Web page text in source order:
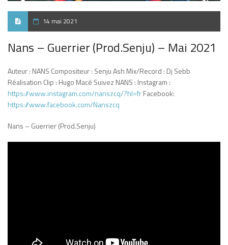
14 mai 2021
Nans – Guerrier (Prod.Senju) – Mai 2021
Auteur : NANS Compositeur : Senju Ash Mix/Record : Dj Sebb
Réalisation Clip : Hugo Macé Suivez NANS : Instagram :
https://www.instagram.com/nanszcq/?hl=frFacebook:
https://www.facebook.com/Nanszcq
Nans – Guerrier (Prod.Senju)